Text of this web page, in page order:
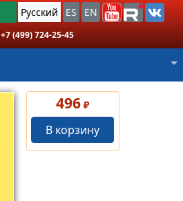
Русский ES EN
+7 (499) 724-25-45
496 ₽
В корзину